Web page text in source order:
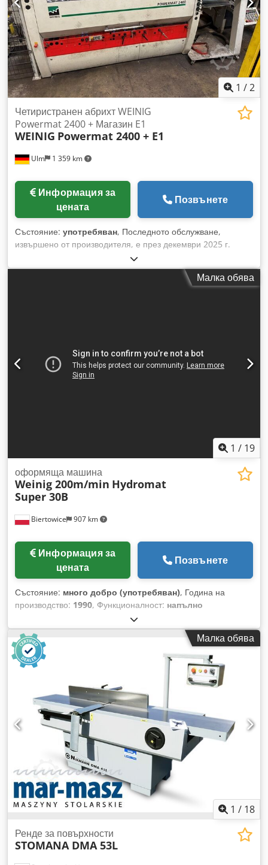
1 /2
Ulm 1 359 km
Четиристранен абрихт WEINIG
Powermat 2400 + Магазин E1
WEINIG Powermat 2400 + E1
Информация за
цената
Позвънете
Състояние: употребяван, Последното обслужване,
извършено от производителя, е през декември 2025 г.
Оборудването все още е в експлоатация и може да бъде
инспектирано по всяко време. Включва демонтаж и
товарене, очаква се да бъде налично приблизително от
mm / 6 000 об./мин. - Работна ширина: 230 mm - Работна
височина: 160 mm - Подаваща скорост: 11 kW / 60 м/мин -
Управление: Система Memory Plus
Малка обява
1 / 19
Biertowice 907 km
оформяща машина
Weinig 200m/min Hydromat
Super 30B
Информация за
цената
Позвънете
Състояние: много добро (употребяван), Година на
производство: 1990, Функционалност: напълно
, работна ширина 300 мм работна
височина 140 мм скорост на подаване 200 м/мин диаметър
на шпинделите 50 мм конфигурация на шпинделите: 1.
долен – 22 kW 2. горен – 22 kW 3. десен – 18,5 kW 4. ляв –
18,5 kW 5. десен – 18,5 kW 6. ляв – 22 kW 7. горен – 22 kW
8. долен – 22 kW 9. горен – 22 kW Dkodpfxoy N N U No
Adksr 10. долен – 22 kW 11. долен – 22 kW Възможност за
закупуване с подаващо устройство + 17 900 евро без ДДС
Малка обява
1 / 18
Ренде за повърхности
STOMANA DMA 53L